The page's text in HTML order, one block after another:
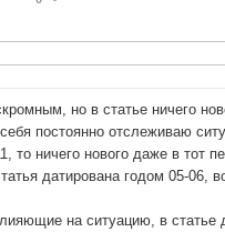
но в статье ничего
постоянно отслеживаю
то ничего нового даже в тот
датирована годом 05-06,
на ситуацию, в статье